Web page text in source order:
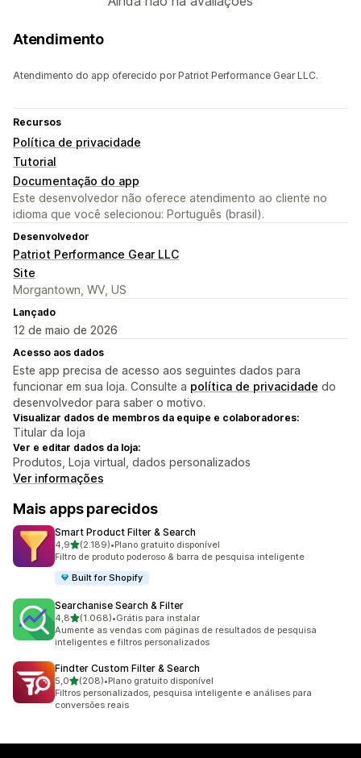
Atendimento
Atendimento do app oferecido por Patriot Performance Gear LLC.
Recursos
Política de privacidade
Tutorial
Documentação do app
Este desenvolvedor não oferece atendimento ao cliente no
idioma que você selecionou: Português (brasil).
Desenvolvedor
Patriot Performance Gear LLC
Site
Morgantown, WV, US
Lançado
12 de maio de 2026
Acesso aos dados
Este app precisa de acesso aos seguintes dados para
funcionar em sua loja. Consulte a política de privacidade do
desenvolvedor para saber o motivo.
Visualizar dados de membros da equipe e colaboradores:
Titular da loja
Ver e editar dados da loja:
Produtos, Loja virtual, dados personalizados
Ver informações
Mais apps parecidos
Smart Product Filter & Search
4,9de 5 estrelas
(2.189)
2189 avaliações ao todo
•Plano gratuito disponível
Filtro de produto poderoso & barra de pesquisa inteligente
Built for Shopify
Searchanise Search & Filter
4,8de 5 estrelas
(1.068)
1068 avaliações ao todo
•Grátis para instalar
Aumente as vendas com páginas de resultados de pesquisa
inteligentes e filtros personalizados
Findter Custom Filter & Search
5,0de 5 estrelas
(208)
208 avaliações ao todo
•Plano gratuito disponível
Filtros personalizados, pesquisa inteligente e análises para
conversões reais